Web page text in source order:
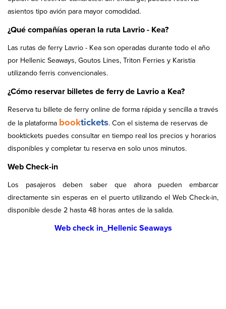
asientos tipo avión para mayor comodidad.
¿Qué compañías operan la ruta Lavrio - Kea?
Las rutas de ferry Lavrio - Kea son operadas durante todo el año
por Hellenic Seaways, Goutos Lines, Triton Ferries y Karistia
utilizando ferris convencionales.
¿Cómo reservar billetes de ferry de Lavrio a Kea?
Reserva tu billete de ferry online de forma rápida y sencilla a través
de la plataforma booktickets. Con el sistema de reservas de
booktickets puedes consultar en tiempo real los precios y horarios
disponibles y completar tu reserva en solo unos minutos.
Web Check-in
Los pasajeros deben saber que ahora pueden embarcar
directamente sin esperas en el puerto utilizando el Web Check-in,
disponible desde 2 hasta 48 horas antes de la salida.
Web check in_Hellenic Seaways